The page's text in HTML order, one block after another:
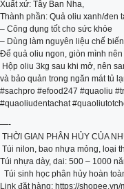
Xuất xứ: Tây Ban Nha,
Thành phần: Quả oliu xanh/đen
– Công dụng tốt cho sức khỏe
– Dùng làm nguyên liệu chế
Để quả oliu ngon, giòn mình
Hộp oliu 3kg sau khi mở, nên
và bảo quản trong ngăn mát tủ
#sachpro #efood247 #quaoliu
#quaoliudentachat
—-
THỜI GIAN PHÂN HỦY CỦA
Túi nilon, bao nhựa mỏng, loại
Túi nhựa dày, dai: 500 – 1000
Túi sinh học phân hủy hoàn
Link đặt hàng: https://shopee.vn/